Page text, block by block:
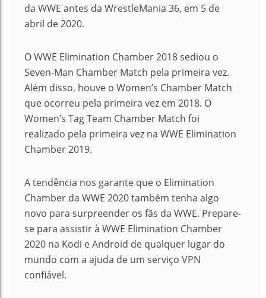
da WWE antes da WrestleMania 36, em 5 de
abril de 2020.
O WWE Elimination Chamber 2018 sediou o
Seven-Man Chamber Match pela primeira vez.
Além disso, houve o Women’s Chamber Match
que ocorreu pela primeira vez em 2018. O
Women’s Tag Team Chamber Match foi
realizado pela primeira vez na WWE Elimination
Chamber 2019.
A tendência nos garante que o Elimination
Chamber da WWE 2020 também tenha algo
novo para surpreender os fãs da WWE. Prepare-
se para assistir à WWE Elimination Chamber
2020 na Kodi e Android de qualquer lugar do
mundo com a ajuda de um serviço VPN
confiável.